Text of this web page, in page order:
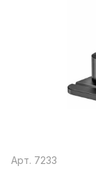
Арт. 7233